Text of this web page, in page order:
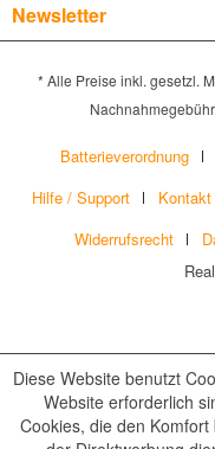
Newsletter
* Alle Preise inkl. gesetzl.
Batterieverordnung
Hilfe / Support
Kontakt
Widerrufsrecht
Diese Website benutzt
Website erforderlich
Cookies, die den